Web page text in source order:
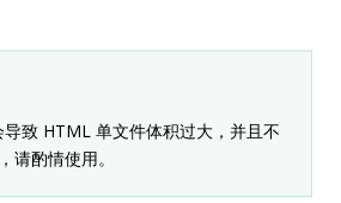
导致 HTML 单文件体积过大，并且不
请酌情使用。